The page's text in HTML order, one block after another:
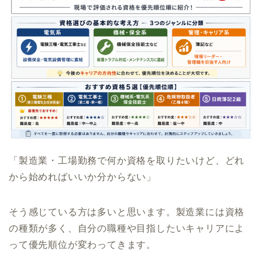
「製造業・工場勤務で何か資格を取りたいけど、どれ
から始めればいいか分からない」
そう感じている方は多いと思います。製造業には資格
の種類が多く、自分の職種や目指したいキャリアによ
って優先順位が変わってきます。